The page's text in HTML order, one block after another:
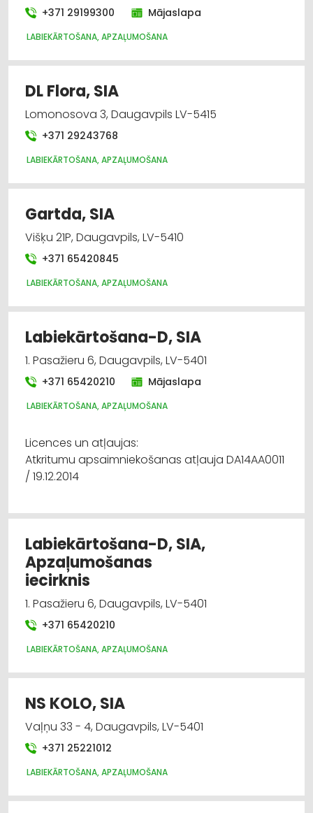
+371 29199300 Mājaslapa
LABIEKĀRTOŠANA, APZAĻUMOŠANA
DL Flora, SIA
Lomonosova 3, Daugavpils LV-5415
+371 29243768
LABIEKĀRTOŠANA, APZAĻUMOŠANA
Gartda, SIA
Višķu 21P, Daugavpils, LV-5410
+371 65420845
LABIEKĀRTOŠANA, APZAĻUMOŠANA
Labiekārtošana-D, SIA
1. Pasažieru 6, Daugavpils, LV-5401
+371 65420210 Mājaslapa
LABIEKĀRTOŠANA, APZAĻUMOŠANA
Licences un atļaujas:
Atkritumu apsaimniekošanas atļauja DA14AA0011
/ 19.12.2014
Labiekārtošana-D, SIA,
Apzaļumošanas
iecirknis
1. Pasažieru 6, Daugavpils, LV-5401
+371 65420210
LABIEKĀRTOŠANA, APZAĻUMOŠANA
NS KOLO, SIA
Vaļņu 33 - 4, Daugavpils, LV-5401
+371 25221012
LABIEKĀRTOŠANA, APZAĻUMOŠANA